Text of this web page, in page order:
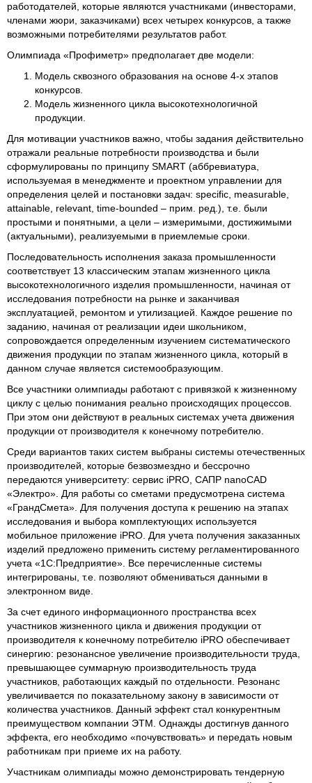
работодателей, которые являются участниками (инвесторами,
членами жюри, заказчиками) всех четырех конкурсов, а также
возможными потребителями результатов работ.
Олимпиада «Профиметр» предполагает две модели:
Модель сквозного образования на основе 4-х этапов
конкурсов.
Модель жизненного цикла высокотехнологичной
продукции.
Для мотивации участников важно, чтобы задания действительно
отражали реальные потребности производства и были
сформулированы по принципу SMART (аббревиатура,
используемая в менеджменте и проектном управлении для
определения целей и постановки задач: specific, measurable,
attainable, relevant, time-bounded – прим. ред.), т.е. были
простыми и понятными, а цели – измеримыми, достижимыми
(актуальными), реализуемыми в приемлемые сроки.
Последовательность исполнения заказа промышленности
соответствует 13 классическим этапам жизненного цикла
высокотехнологичного изделия промышленности, начиная от
исследования потребности на рынке и заканчивая
эксплуатацией, ремонтом и утилизацией. Каждое решение по
заданию, начиная от реализации идеи школьником,
сопровождается определенным изучением систематического
движения продукции по этапам жизненного цикла, который в
данном случае является системообразующим.
Все участники олимпиады работают с привязкой к жизненному
циклу с целью понимания реально происходящих процессов.
При этом они действуют в реальных системах учета движения
продукции от производителя к конечному потребителю.
Среди вариантов таких систем выбраны системы отечественных
производителей, которые безвозмездно и бессрочно
передаются университету: сервис iPRO, САПР nanoCAD
«Электро». Для работы со сметами предусмотрена система
«ГрандСмета». Для получения доступа к решению на этапах
исследования и выбора комплектующих используется
мобильное приложение iPRO. Для учета получения заказанных
изделий предложено применить систему регламентированного
учета «1С:Предприятие». Все перечисленные системы
интегрированы, т.е. позволяют обмениваться данными в
электронном виде.
За счет единого информационного пространства всех
участников жизненного цикла и движения продукции от
производителя к конечному потребителю iPRO обеспечивает
синергию: резонансное увеличение производительности труда,
превышающее суммарную производительность труда
участников, работающих каждый по отдельности. Резонанс
увеличивается по показательному закону в зависимости от
количества участников. Данный эффект стал конкурентным
преимуществом компании ЭТМ. Однажды достигнув данного
эффекта, его необходимо «почувствовать» и передать новым
работникам при приеме их на работу.
Участникам олимпиады можно демонстрировать тендерную